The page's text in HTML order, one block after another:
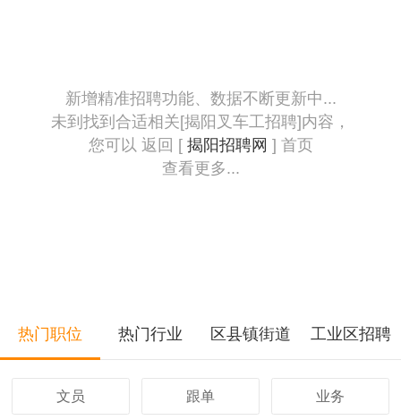
新增精准招聘功能、数据不断更新中...
未到找到合适相关[揭阳叉车工招聘]内容，
您可以 返回 [ 揭阳招聘网 ] 首页
查看更多...
热门职位 热门行业 区县镇街道 工业区招聘
文员 跟单 业务